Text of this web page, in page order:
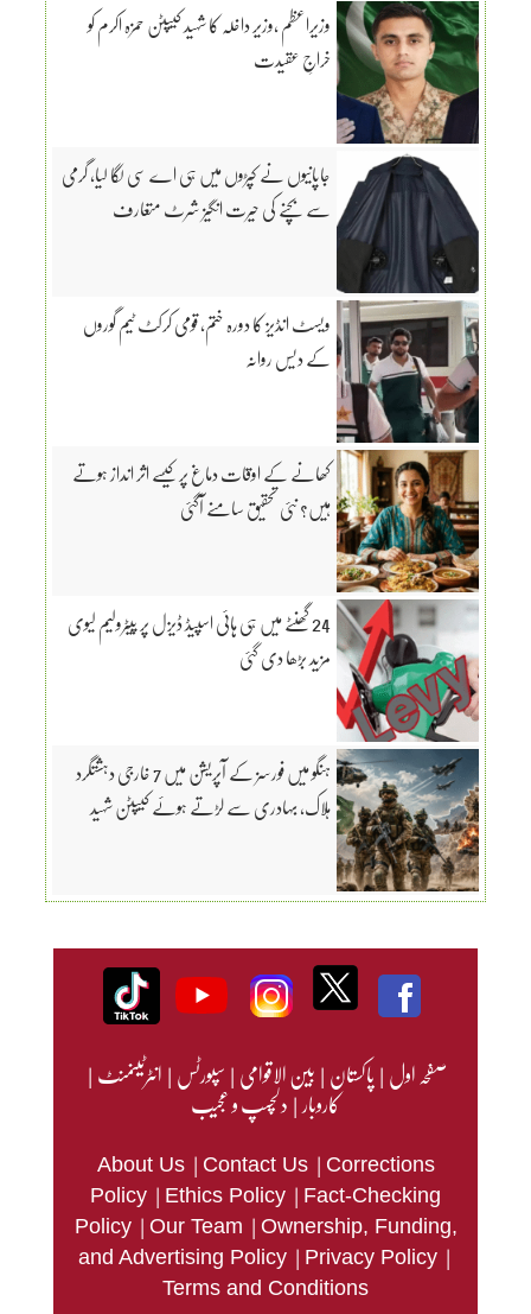
وزیراعظم ،وزیر داخلہ کا شہید کیپٹن حمزہ اکرم کو
خراجِ عقیدت
جاپانیوں نے کپڑوں میں ہی اے سی لگا لیا، گرمی
سے بچنے کی حیرت انگیز شرٹ متعارف
ویسٹ انڈیز کا دورہ ختم، قومی کرکٹ ٹیم گوروں
کے دیس روانہ
کھانے کے اوقات دماغ پر کیسے اثر انداز ہوتے
ہیں؟ نئی تحقیق سامنے آگئی
24 گھنٹے میں ہی ہائی اسپیڈ ڈیزل پر پیٹرولیم لیوی
مزید بڑھا دی گئی
ہنگو میں فورسز کے آپریشن میں 7 خارجی دہشتگرد
ہلاک، بہادری سے لڑتے ہوئے کیپٹن شہید
صفحہ اول|پاکستان|بین الاقوامی|سپورٹس|انٹرٹینمنٹ|
کاروبار|دلچسپ و عجیب
About Us | Contact Us | Corrections
Policy | Ethics Policy | Fact-Checking
Policy | Our Team | Ownership, Funding,
and Advertising Policy | Privacy Policy |
Terms and Conditions